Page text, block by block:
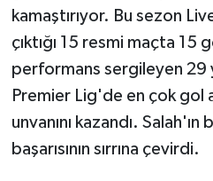
kamaştırıyor. Bu sezon
çıktığı 15 resmi maçta 15
performans sergileyen 29
Premier Lig'de en çok gol
unvanını kazandı. Salah'ın
başarısının sırrına çevirdi.